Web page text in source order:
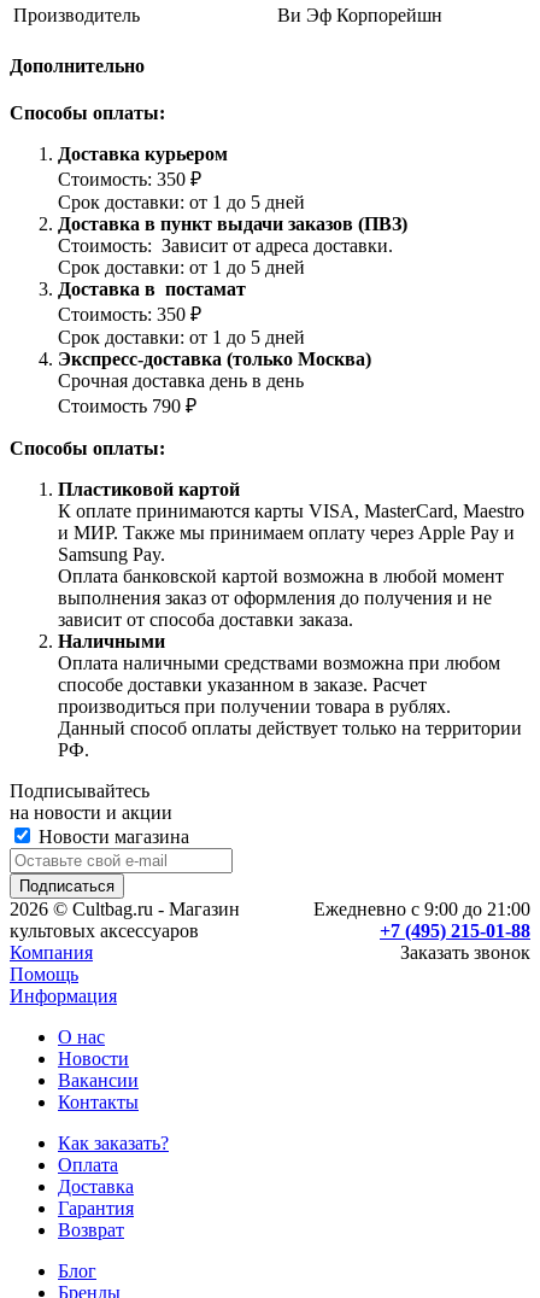
Производитель
Ви Эф Корпорейшн
Дополнительно
Способы оплаты:
Доставка курьером
Стоимость: 350 ₽
Срок доставки: от 1 до 5 дней
Доставка в пункт выдачи заказов (ПВЗ)
Стоимость: Зависит от адреса доставки.
Срок доставки: от 1 до 5 дней
Доставка в постамат
Стоимость: 350 ₽
Срок доставки: от 1 до 5 дней
Экспресс-доставка (только Москва)
Срочная доставка день в день
Стоимость 790 ₽
Способы оплаты:
Пластиковой картой
К оплате принимаются карты VISA, MasterCard, Maestro
и МИР. Также мы принимаем оплату через Apple Pay и
Samsung Pay.
Оплата банковской картой возможна в любой момент
выполнения заказ от оформления до получения и не
зависит от способа доставки заказа.
Наличными
Оплата наличными средствами возможна при любом
способе доставки указанном в заказе. Расчет
производиться при получении товара в рублях.
Данный способ оплаты действует только на территории
РФ.
Подписывайтесь
на новости и акции
Новости магазина
Ежедневно с 9:00 до 21:00
+7 (495) 215-01-88
Заказать звонок
2026 © Cultbag.ru - Магазин
культовых аксессуаров
Компания
Помощь
Информация
О нас
Новости
Вакансии
Контакты
Как заказать?
Оплата
Доставка
Гарантия
Возврат
Блог
Бренды